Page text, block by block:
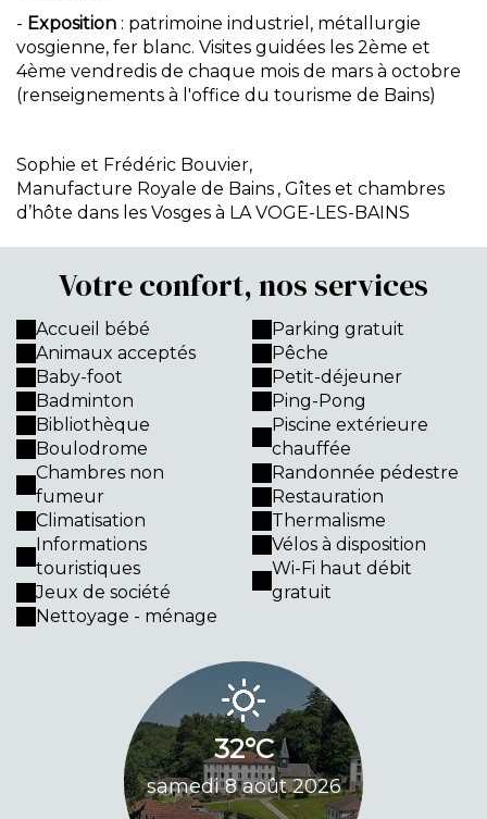
- Exposition : patrimoine industriel, métallurgie
vosgienne, fer blanc. Visites guidées les 2ème et
4ème vendredis de chaque mois de mars à octobre
(renseignements à l'office du tourisme de Bains)
Sophie et Frédéric Bouvier,
Manufacture Royale de Bains , Gîtes et chambres
d’hôte dans les Vosges à LA VOGE-LES-BAINS
Votre confort, nos services
Accueil bébé
Animaux acceptés
Baby-foot
Badminton
Bibliothèque
Boulodrome
Chambres non
fumeur
Climatisation
Informations
touristiques
Jeux de société
Nettoyage - ménage
Parking gratuit
Pêche
Petit-déjeuner
Ping-Pong
Piscine extérieure
chauffée
Randonnée pédestre
Restauration
Thermalisme
Vélos à disposition
Wi-Fi haut débit
gratuit
32°C
samedi 8 août 2026